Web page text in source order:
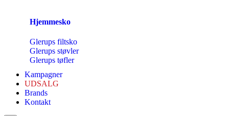
Hjemmesko
Glerups filtsko
Glerups støvler
Glerups tøfler
Kampagner
UDSALG
Brands
Kontakt